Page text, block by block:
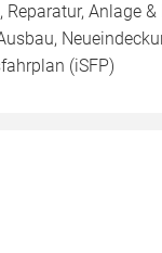
Anlage
(iSFP)